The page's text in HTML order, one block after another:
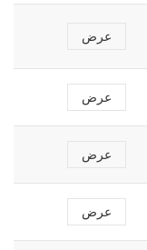
عرض
عرض
عرض
عرض